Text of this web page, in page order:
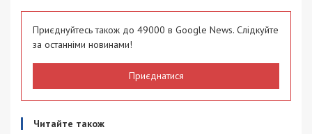
Приєднуйтесь також до 49000 в Google News. Слідкуйте
за останніми новинами!
Приєднатися
Читайте також